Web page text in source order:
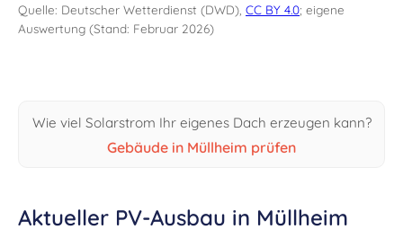
Quelle: Deutscher Wetterdienst (DWD), CC BY 4.0; eigene
Auswertung (Stand: Februar 2026)
Wie viel Solarstrom Ihr eigenes Dach erzeugen kann?
Gebäude in Müllheim prüfen
Aktueller PV-Ausbau in Müllheim